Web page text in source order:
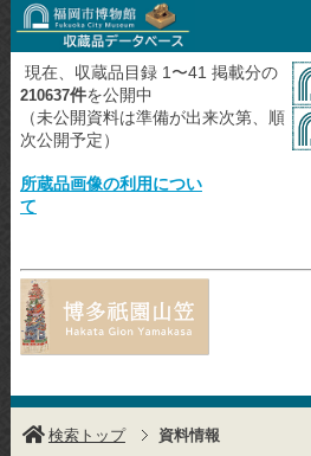
現在、収蔵品目録 1〜41 掲載分の
210637件を公開中
（未公開資料は準備が出来次第、順
次公開予定）
所蔵品画像の利用につい
て
検索トップ 資料情報